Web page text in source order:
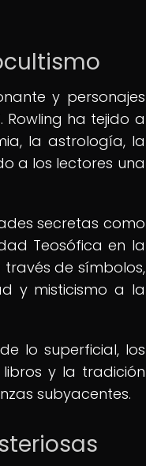
y personajes
Rowling ha tejido a
la astrología, la
a los lectores una
secretas como
Teosófica en la
través de símbolos,
y misticismo a la
lo superficial, los
y la tradición
subyacentes.